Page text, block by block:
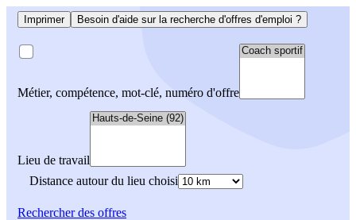
Imprimer Besoin d'aide sur la recherche d'offres d'emploi ?
Métier, compétence, mot-clé, numéro d'offre
Lieu de travail
Distance autour du lieu choisi
Rechercherdes offres